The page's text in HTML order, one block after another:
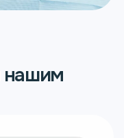
нашим